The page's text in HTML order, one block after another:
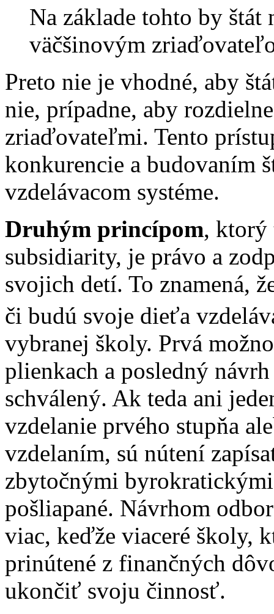
Na základe tohto by
väčšinovým
Preto nie je vhodné, aby
nie, prípadne, aby
zriaďovateľmi. Tento
konkurencie a budovaním
vzdelávacom systéme.
Druhým princípom, ktorý
subsidiarity, je právo a
svojich detí. To znamená,
či budú svoje dieťa
vybranej školy. Prvá
plienkach a posledný
schválený. Ak teda ani
vzdelanie prvého stupňa
vzdelaním, sú nútení
zbytočnými
pošliapané. Návrhom
viac, keďže viaceré školy,
prinútené z finančných
ukončiť svoju činnosť.